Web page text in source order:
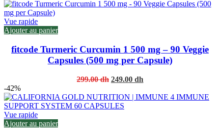
Vue rapide
Ajouter au panier
fitcode Turmeric Curcumin 1 500 mg – 90 Veggie
Capsules (500 mg per Capsule)
299.00dh Original
was:
299.00 dh.
249.00 dh
is:
-42%
Vue rapide
Ajouter au panier